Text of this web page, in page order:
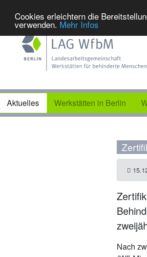
Cookies erleichtern die
verwenden. Mehr Infos
Aktuelles Werkstätten in Berlin
Nach